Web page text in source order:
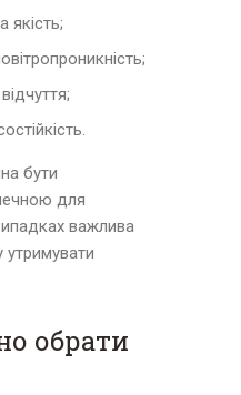
якість;
бути
для
важлива
утримувати
обрати